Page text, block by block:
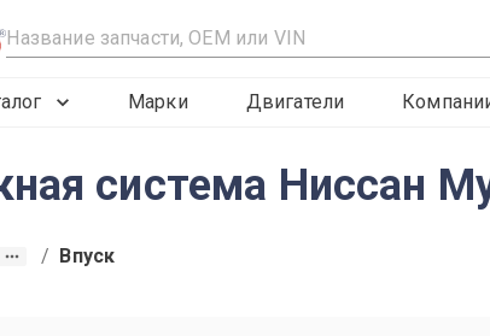
R
Марки Двигатели
система Ниссан
/ Впуск